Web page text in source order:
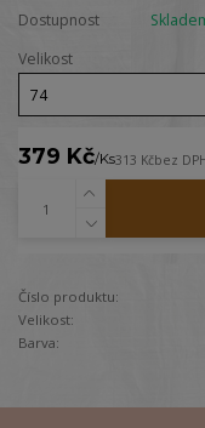
Dostupnost
Velikost
379 Kč/Ks313 Kčbez
Číslo produktu:
Velikost:
Barva: